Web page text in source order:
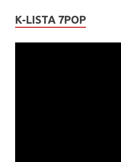
K-LISTA 7POP